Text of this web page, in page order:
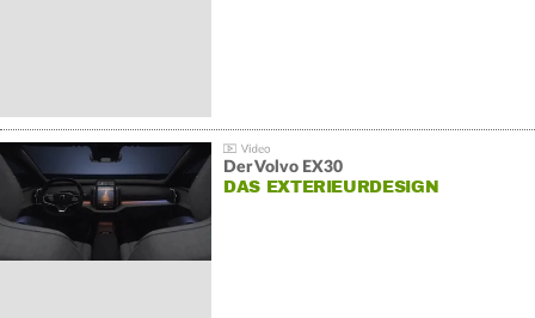
Der Volvo EX30
DAS EXTERIEURDESIGN